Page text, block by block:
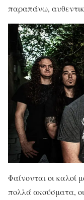
παραπάνω,
Φαίνονται οι καλοί
πολλά ακούσματα,